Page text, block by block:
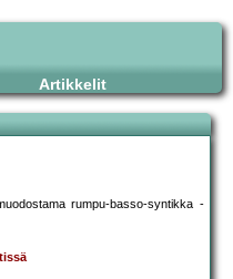
Artikkelit
rumpu-basso-syntikka -